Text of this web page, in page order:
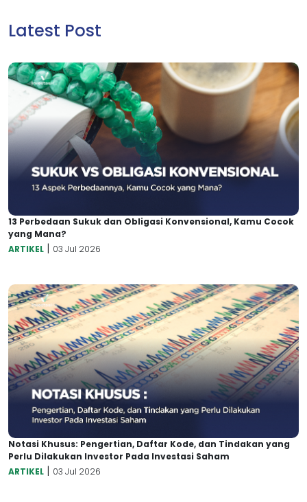
Latest Post
13 Perbedaan Sukuk dan Obligasi Konvensional, Kamu Cocok
yang Mana?
ARTIKEL | 03 Jul 2026
Notasi Khusus: Pengertian, Daftar Kode, dan Tindakan yang
Perlu Dilakukan Investor Pada Investasi Saham
ARTIKEL | 03 Jul 2026